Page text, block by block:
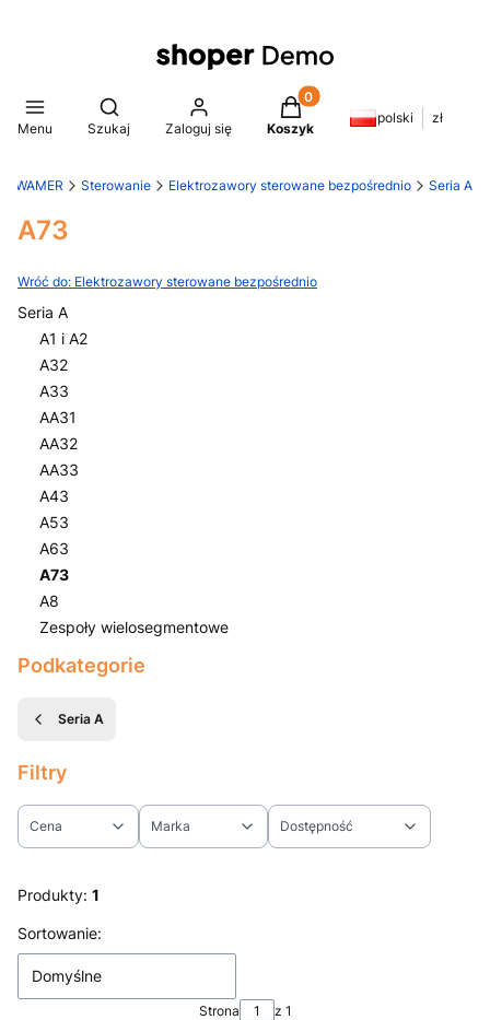
Menu
Otwórz wyszukiwarkę
Szukaj Zaloguj się
Produkty w koszyku: 0.
Koszyk
polski zł
KEWAMER Sterowanie Elektrozawory sterowane bezpośrednio Seria A
A73
Wróć do: Elektrozawory sterowane bezpośrednio
Seria A
A1 i A2
A32
A33
AA31
AA32
AA33
A43
A53
A63
A73
A8
Zespoły wielosegmentowe
Koniec menu
Podkategorie
Seria A
Filtry
Cena Marka Dostępność
Produkty: 1
Lista produktów
Sortowanie:
Domyślne
Strona z 1